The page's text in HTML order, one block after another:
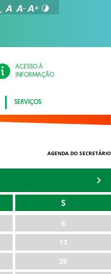
ACESSO À
INFORMAÇÃO
SERVIÇOS
AGENDA DO SECRETÁRIO
S
6
13
20